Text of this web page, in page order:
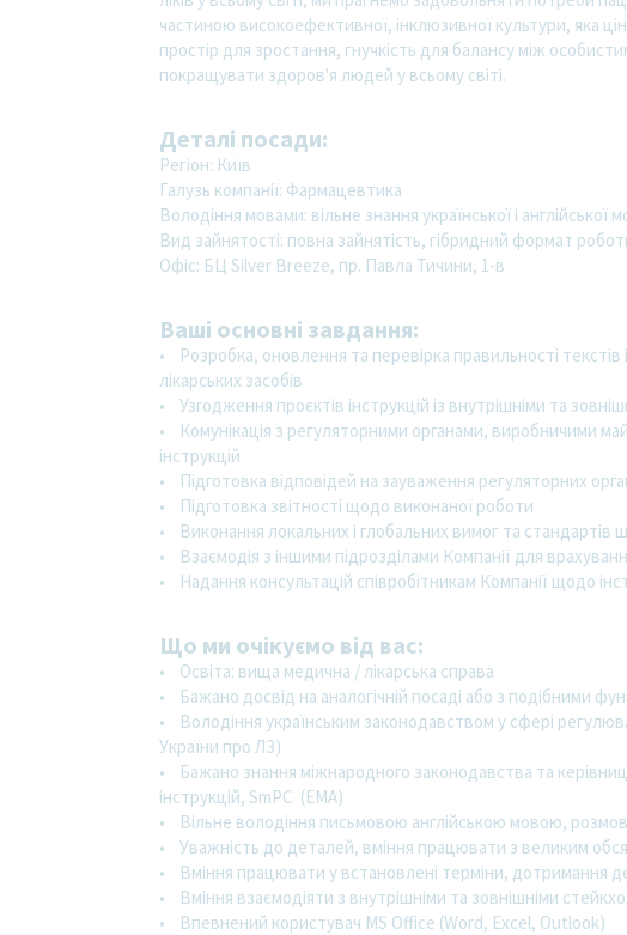
частиною високоефективної, інклюзивної культури, яка
простір для зростання, гнучкість для балансу між
покращувати здоров'я людей у всьому світі.
Деталі посади:
Регiон: Київ
Галузь компанiї: Фармацевтика
Володіння мовами: вільне знання української і англійської
Вид зайнятості: повна зайнятість, гібридний формат
Офіс: БЦ Silver Breeze, пр. Павла Тичини, 1-в
Ваші основні завдання:
• Розробка, оновлення та перевірка правильності
лікарських засобів
• Узгодження проєктів інструкцій із внутрішніми та
• Комунікація з регуляторними органами, виробничими
інструкцій
• Підготовка відповідей на зауваження регуляторних
• Підготовка звітності щодо виконаної роботи
• Виконання локальних і глобальних вимог та стандартів
• Взаємодія з іншими підрозділами Компанії для
• Надання консультацій співробітникам Компанії щодо
Що ми очікуємо від вас:
• Освіта: вища медична / лікарська справа
• Бажано досвід на аналогічній посаді або з подібними
• Володіння українським законодавством у сфері
України про ЛЗ)
• Бажано знання міжнародного законодавства та
інструкцій, SmPC (EMA)
• Вільне володіння письмовою англійською мовою,
• Уважність до деталей, вміння працювати з великим
• Вміння працювати у встановлені терміни, дотримання
• Вміння взаємодіяти з внутрішніми та зовнішніми
• Впевнений користувач MS Office (Word, Excel, Outlook)